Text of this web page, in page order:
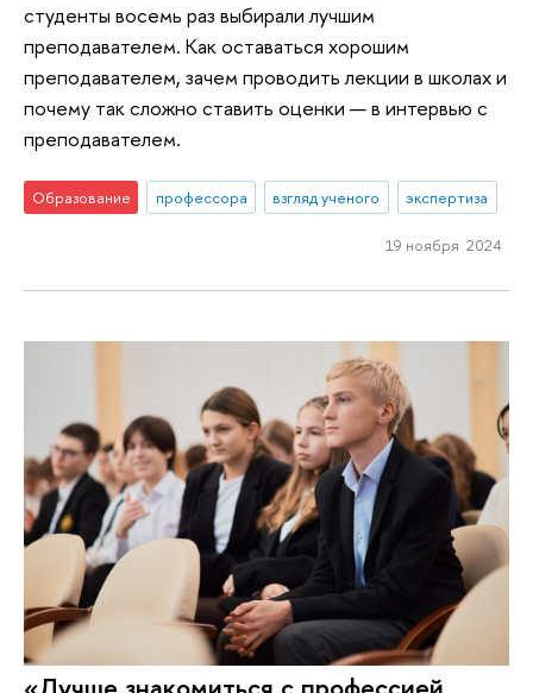
студенты восемь раз выбирали лучшим
преподавателем. Как оставаться хорошим
преподавателем, зачем проводить лекции в школах и
почему так сложно ставить оценки — в интервью с
преподавателем.
Образование профессора взгляд ученого экспертиза
19 ноября 2024